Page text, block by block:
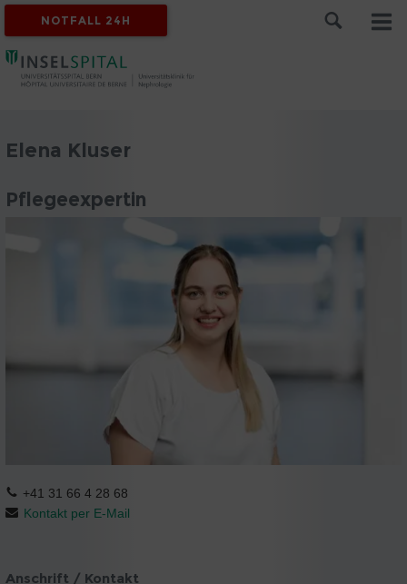
NOTFALL 24H
Elena Kluser
Pflegeexpertin
+41 31 66 4 28 68
Kontakt per E-Mail
Anschrift / Kontakt